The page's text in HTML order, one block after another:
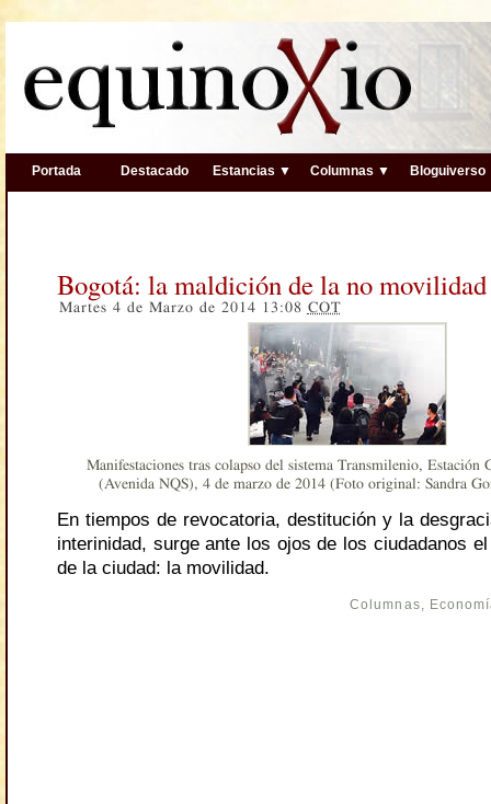
Portada Destacado Estancias ▼ Columnas ▼ Bloguiverso
Bogotá: la maldición de la no movilidad
Martes 4 de Marzo de 2014 13:08 COT
Manifestaciones tras colapso del sistema Transmilenio, Estación
(Avenida NQS), 4 de marzo de 2014 (Foto original: Sandra
En tiempos de revocatoria, destitución y la
interinidad, surge ante los ojos de los ciudadanos
de la ciudad: la movilidad.
Columnas,